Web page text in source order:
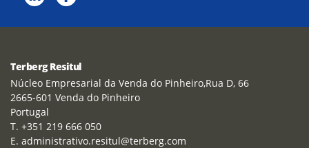
Terberg Resitul
Núcleo Empresarial da Venda do Pinheiro,Rua D, 66
2665-601 Venda do Pinheiro
Portugal
T. +351 219 666 050
E. administrativo.resitul@terberg.com